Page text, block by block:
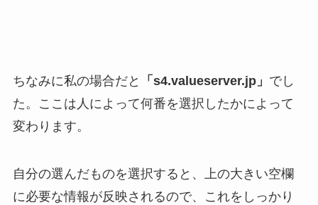
ちなみに私の場合だと 「s4.valueserver.jp」 でし
た。ここは人によって何番を選択したかによって
変わります。
自分の選んだものを選択すると、上の大きい空欄
に必要な情報が反映されるので、これをしっかり